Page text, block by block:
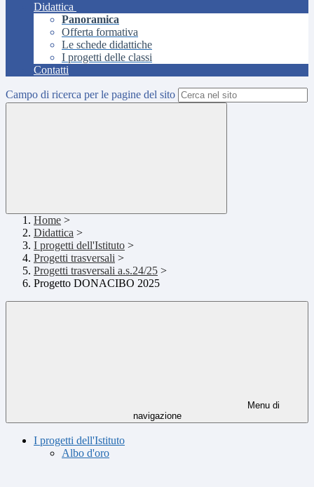
Didattica
Panoramica
Offerta formativa
Le schede didattiche
I progetti delle classi
Contatti
Campo di ricerca per le pagine del sito
Home >
Didattica >
I progetti dell'Istituto >
Progetti trasversali >
Progetti trasversali a.s.24/25 >
Progetto DONACIBO 2025
Menu di
navigazione
I progetti dell'Istituto
Albo d'oro